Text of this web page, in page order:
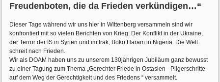
Freudenboten, die da Frieden verkündigen…“
Dieser Tage während wir uns hier in Wittenberg versammeln sind wir
konfrontiert mit so vielen Berichten von Krieg: Der Konflikt in der Ukraine,
der Terror der IS in Syrien und im Irak, Boko Haram in Nigeria: Die Welt
schreit nach Frieden.
Wir als DOAM haben uns zu unserem 130jährigen Jubiläum ganz bewusst
zu einer Tagung zum Thema „Gerechter Friede in Ostasien - Pilgerschritte
auf dem Weg der Gerechtigkeit und des Friedens “ versammelt.